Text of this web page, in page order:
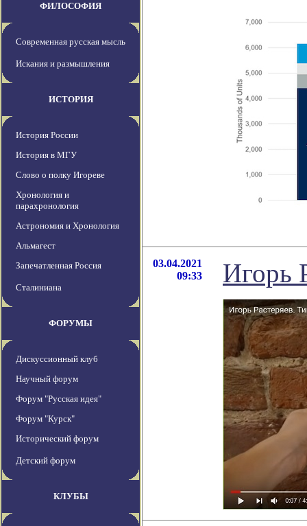
ФИЛОСОФИЯ
Современная русская мысль
Искания и размышления
ИСТОРИЯ
История России
История в МГУ
Слово о полку Игореве
Хронология и
парахронология
Астрономия и Хронология
Альмагест
Запечатленная Россия
Сталиниана
ФОРУМЫ
Дискуссионный клуб
Научный форум
Форум "Русская идея"
Форум "Курск"
Исторический форум
Детский форум
КЛУБЫ
03.04.2021
09:33
Игорь